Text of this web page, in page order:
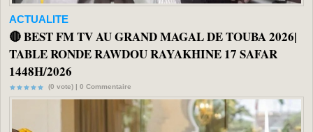
ACTUALITE
🔴 BEST FM TV AU GRAND MAGAL DE TOUBA 2026|
TABLE RONDE RAWDOU RAYAKHINE 17 SAFAR
1448H/2026
(0 vote) | 0 Commentaire